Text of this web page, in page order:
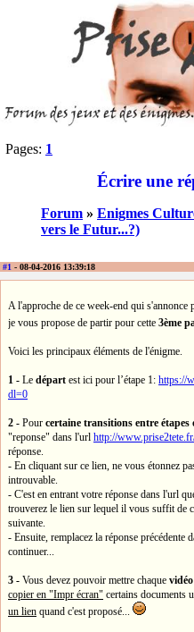
Pages: 1
Écrire une
Forum » Enigmes
vers le Futur...?)
#1 - 08-04-2016 13:39:18
A l'approche de ce week-end qui s'annonce
je vous propose de partir pour cette 3ème
Voici les principaux éléments de l'énigme.
1 - Le départ est ici pour l’étape 1: https://
dl=0
2 - Pour certaine transitions entre étapes
"reponse" dans l'url http://
réponse.
- En cliquant sur ce lien, ne vous étonnez
introuvable.
- C'est en entrant votre réponse dans l'url
trouverez le lien sur lequel il vous suffit de
suivante.
- Ensuite, remplacez la réponse précédente
continuer...
3 - Vous devez pouvoir mettre chaque
copier en "Impr écran" certains documents
un lien quand c'est proposé...